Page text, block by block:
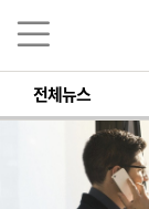
전체뉴스